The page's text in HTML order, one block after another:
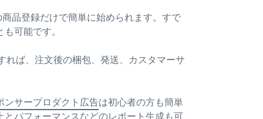
品登録だけで簡単に始められます。すで
可能です。
れば、注文後の梱包、発送、カスタマーサ
ンサープロダクト広告は初心者の方も簡単
パフォーマンスなどのレポート生成も可